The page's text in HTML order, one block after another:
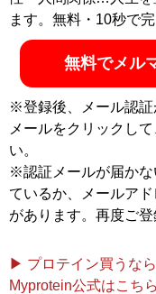
万円超！ （Xアカウント:
ます。無料・10秒で完
無料でメル
※登録後、メール認証
メールをクリックし
い。
※認証メールが届かな
ているか、メールア
があります。再度ご登
▶ プロテイン買うな
Myprotein公式はこち